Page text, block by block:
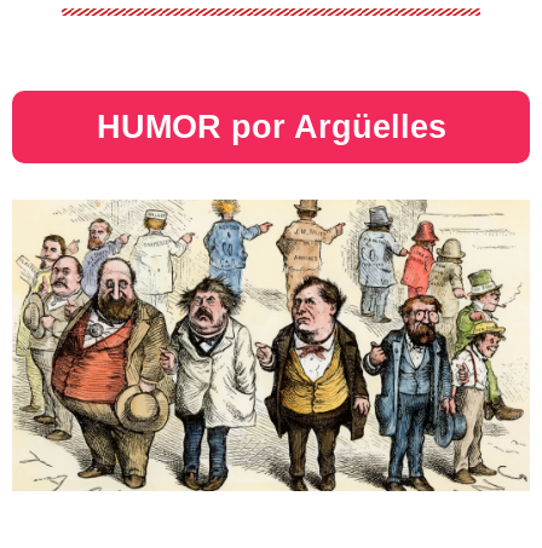
HUMOR por Argüelles​